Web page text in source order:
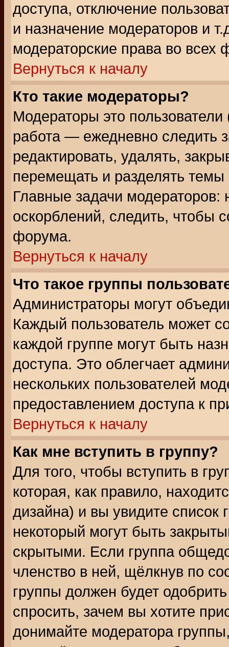
доступа, отключение
и назначение модераторов и
модераторские права во всех
Вернуться к началу
Кто такие модераторы?
Модераторы это
работа — ежедневно следить
редактировать, удалять,
перемещать и разделять
Главные задачи
оскорблений, следить, чтобы
форума.
Вернуться к началу
Что такое группы
Администраторы могут
Каждый пользователь может
каждой группе могут быть
доступа. Это облегчает
нескольких пользователей
предоставлением доступа к
Вернуться к началу
Как мне вступить в группу?
Для того, чтобы вступить в
которая, как правило,
дизайна) и вы увидите список
некоторый могут быть
скрытыми. Если группа
членство в ней, щёлкнув по
группы должен будет
спросить, зачем вы хотите
донимайте модератора